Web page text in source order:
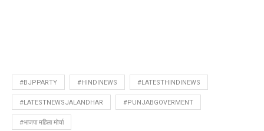
#BJPPARTY #HINDINEWS #LATESTHINDINEWS
#LATESTNEWSJALANDHAR #PUNJABGOVERMENT
#भाजपा महिला मोर्चा